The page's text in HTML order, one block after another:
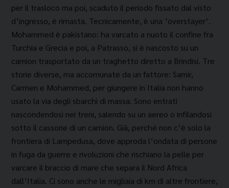
per il traslo­co ma poi, scaduto il periodo fissato dal visto
d’in­gresso, è rimasta. Tecnicamente, è una ‘overstayer’.
Mohammed è pakistano: ha varcato a nuoto il con­fine fra
Turchia e Grecia e poi, a Patrasso, si è na­scosto su un
camion trasportato da un traghetto di­retto a Brindisi. Tre
storie diverse, ma accomunate da un fattore: Samir,
Carmen e Mohammed, per giungere in Italia non hanno
usato la via degli sbar­chi di massa. Sono entrati
nascondendosi nei treni, salendo su un aereo o infilandosi
sotto il cassone di un camion. Già, perché non c’è solo la
frontiera di Lampedusa, dove approda l’ondata di persone
in fuga da guerre e rivoluzioni che rischiano la pelle per
varcare il braccio di mare che separa il Nord A­frica
dall’Italia. Ci sono anche le migliaia di km di al­tre frontiere,